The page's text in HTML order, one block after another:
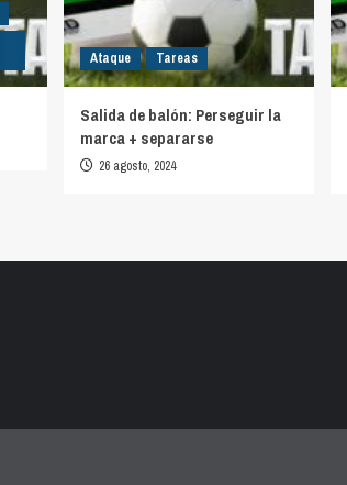
Ataque Tareas
Salida de balón: Perseguir la
marca + separarse
26 agosto, 2024